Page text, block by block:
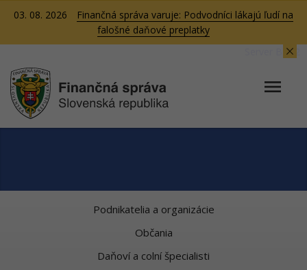
03. 08. 2026
Finančná správa varuje: Podvodníci lákajú ľudí na
falošné daňové preplatky
Server BB02
Podnikatelia a organizácie
Občania
Daňoví a colní špecialisti